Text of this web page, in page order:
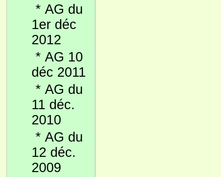
* AG du
1er déc
2012
* AG 10
déc 2011
* AG du
11 déc.
2010
* AG du
12 déc.
2009